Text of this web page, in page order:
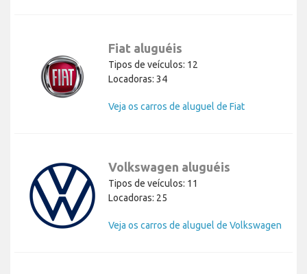
Fiat aluguéis
Tipos de veículos: 12
Locadoras: 34
Veja os carros de aluguel de Fiat
Volkswagen aluguéis
Tipos de veículos: 11
Locadoras: 25
Veja os carros de aluguel de Volkswagen